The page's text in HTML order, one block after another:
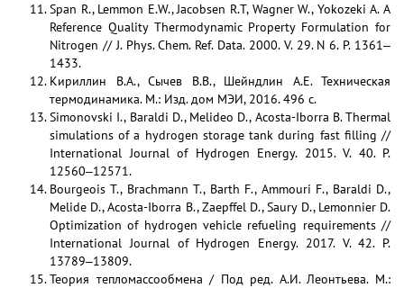
Span R., Lemmon E.W., Jacobsen R.T, Wagner W., Yokozeki A. A
Reference Quality Thermodynamic Property Formulation for
Nitrogen // J. Phys. Chem. Ref. Data. 2000. V. 29. N 6. P. 1361‒
1433.
Кириллин В.А., Сычев В.В., Шейндлин А.Е. Техническая
термодинамика. М.: Изд. дом МЭИ, 2016. 496 с.
Simonovski I., Baraldi D., Melideo D., Acosta-Iborra B. Thermal
simulations of a hydrogen storage tank during fast filling //
International Journal of Hydrogen Energy. 2015. V. 40. P.
12560‒12571.
Bourgeois T., Brachmann T., Barth F., Ammouri F., Baraldi D.,
Melide D., Acosta-Iborra B., Zaepffel D., Saury D., Lemonnier D.
Optimization of hydrogen vehicle refueling requirements //
International Journal of Hydrogen Energy. 2017. V. 42. P.
13789‒13809.
Теория тепломассообмена / Под ред. А.И. Леонтьева. М.: